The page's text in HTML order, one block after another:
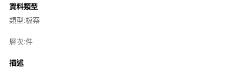
資料類型
類型:檔案
層次:件
描述